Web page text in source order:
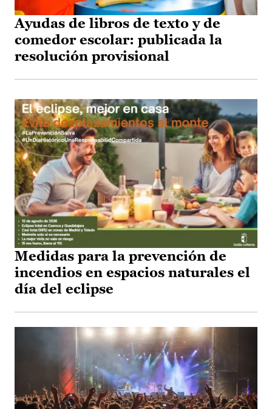
Ayudas de libros de texto y de
comedor escolar: publicada la
resolución provisional
Medidas para la prevención de
incendios en espacios naturales el
día del eclipse